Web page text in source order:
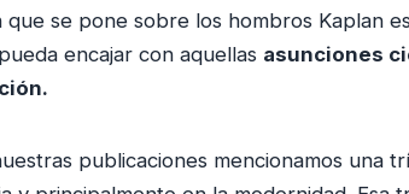
que se pone sobre los hombros Kaplan
encajar con aquellas asunciones
publicaciones mencionamos una